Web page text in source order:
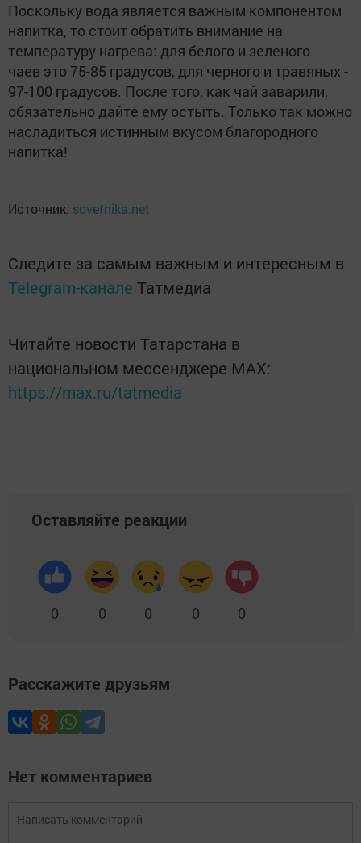
Поскольку вода является важным компонентом
напитка, то стоит обратить внимание на
температуру нагрева: для белого и зеленого
чаев это 75-85 градусов, для черного и травяных -
97-100 градусов. После того, как чай заварили,
обязательно дайте ему остыть. Только так можно
насладиться истинным вкусом благородного
напитка!
Источник: sovetnika.net
Следите за самым важным и интересным в
Telegram-канале Татмедиа
Читайте новости Татарстана в
национальном мессенджере MАХ:
https://max.ru/tatmedia
Оставляйте реакции
0 0 0 0 0
Расскажите друзьям
Нет комментариев